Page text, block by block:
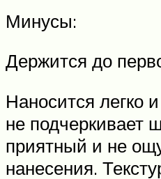
Минусы:
Держится до
Наносится легко
не подчеркивает
приятный и не
нанесения.